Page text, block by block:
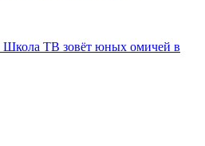
ТВ зовёт юных омичей в